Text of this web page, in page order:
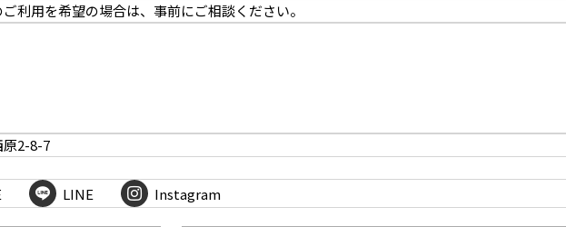
利用を希望の場合は、事前にご相談ください。
原2-8-7
LINE Instagram